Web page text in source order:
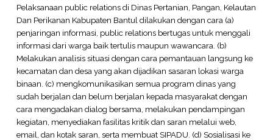
Pelaksanaan public relations di Dinas Pertanian, Pangan, Kelautan
Dan Perikanan Kabupaten Bantul dilakukan dengan cara (a)
penjaringan informasi, public relations bertugas untuk menggali
informasi dari warga baik tertulis maupun wawancara. (b)
Melakukan analisis situasi dengan cara pemantauan langsung ke
kecamatan dan desa yang akan dijadikan sasaran lokasi warga
binaan. (c) mengkomunikasikan semua program dinas yang
sudah berjalan dan belum berjalan kepada masyarakat dengan
cara mengadakan dialog bersama, melakukan pendampingan
kegiatan, menyediakan fasilitas kritik dan saran melalui web,
email, dan kotak saran, serta membuat SIPADU. (d) Sosialisasi ke